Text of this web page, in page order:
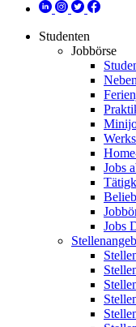
Studenten
Jobbörse
Jobs
Jobs